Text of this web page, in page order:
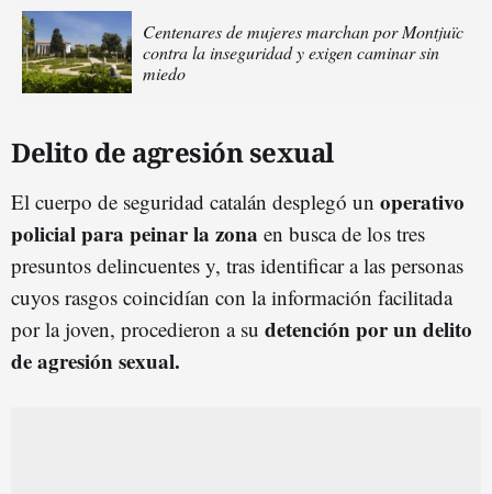
Centenares de mujeres marchan por Montjuïc
contra la inseguridad y exigen caminar sin
miedo
Delito de agresión sexual
El cuerpo de seguridad catalán desplegó un operativo
policial para peinar la zona en busca de los tres
presuntos delincuentes y, tras identificar a las personas
cuyos rasgos coincidían con la información facilitada
por la joven, procedieron a su detención por un delito
de agresión sexual.